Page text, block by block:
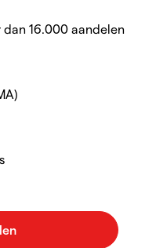
16.000 aandelen